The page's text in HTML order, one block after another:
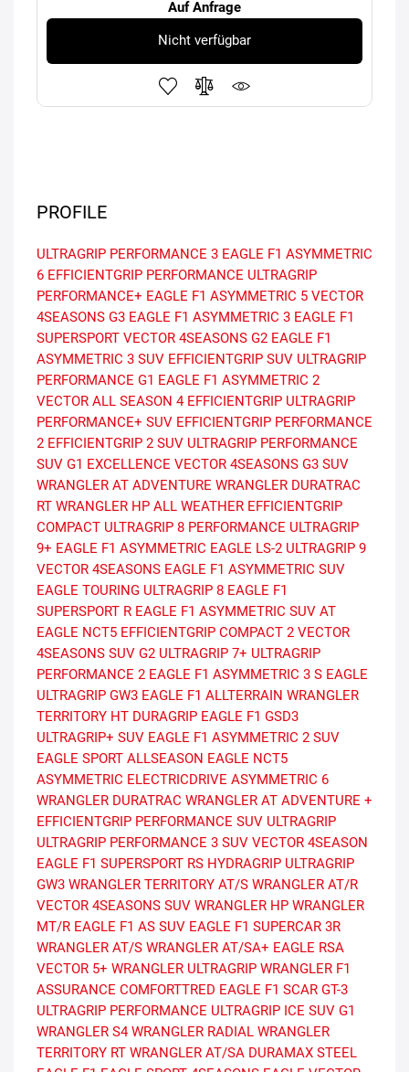
Auf Anfrage
Nicht verfügbar
PROFILE
ULTRAGRIP PERFORMANCE 3 EAGLE F1 ASYMMETRIC
6 EFFICIENTGRIP PERFORMANCE ULTRAGRIP
PERFORMANCE+ EAGLE F1 ASYMMETRIC 5 VECTOR
4SEASONS G3 EAGLE F1 ASYMMETRIC 3 EAGLE F1
SUPERSPORT VECTOR 4SEASONS G2 EAGLE F1
ASYMMETRIC 3 SUV EFFICIENTGRIP SUV ULTRAGRIP
PERFORMANCE G1 EAGLE F1 ASYMMETRIC 2
VECTOR ALL SEASON 4 EFFICIENTGRIP ULTRAGRIP
PERFORMANCE+ SUV EFFICIENTGRIP PERFORMANCE
2 EFFICIENTGRIP 2 SUV ULTRAGRIP PERFORMANCE
SUV G1 EXCELLENCE VECTOR 4SEASONS G3 SUV
WRANGLER AT ADVENTURE WRANGLER DURATRAC
RT WRANGLER HP ALL WEATHER EFFICIENTGRIP
COMPACT ULTRAGRIP 8 PERFORMANCE ULTRAGRIP
9+ EAGLE F1 ASYMMETRIC EAGLE LS-2 ULTRAGRIP 9
VECTOR 4SEASONS EAGLE F1 ASYMMETRIC SUV
EAGLE TOURING ULTRAGRIP 8 EAGLE F1
SUPERSPORT R EAGLE F1 ASYMMETRIC SUV AT
EAGLE NCT5 EFFICIENTGRIP COMPACT 2 VECTOR
4SEASONS SUV G2 ULTRAGRIP 7+ ULTRAGRIP
PERFORMANCE 2 EAGLE F1 ASYMMETRIC 3 S EAGLE
ULTRAGRIP GW3 EAGLE F1 ALLTERRAIN WRANGLER
TERRITORY HT DURAGRIP EAGLE F1 GSD3
ULTRAGRIP+ SUV EAGLE F1 ASYMMETRIC 2 SUV
EAGLE SPORT ALLSEASON EAGLE NCT5
ASYMMETRIC ELECTRICDRIVE ASYMMETRIC 6
WRANGLER DURATRAC WRANGLER AT ADVENTURE +
EFFICIENTGRIP PERFORMANCE SUV ULTRAGRIP
ULTRAGRIP PERFORMANCE 3 SUV VECTOR 4SEASON
EAGLE F1 SUPERSPORT RS HYDRAGRIP ULTRAGRIP
GW3 WRANGLER TERRITORY AT/S WRANGLER AT/R
VECTOR 4SEASONS SUV WRANGLER HP WRANGLER
MT/R EAGLE F1 AS SUV EAGLE F1 SUPERCAR 3R
WRANGLER AT/S WRANGLER AT/SA+ EAGLE RSA
VECTOR 5+ WRANGLER ULTRAGRIP WRANGLER F1
ASSURANCE COMFORTTRED EAGLE F1 SCAR GT-3
ULTRAGRIP PERFORMANCE ULTRAGRIP ICE SUV G1
WRANGLER S4 WRANGLER RADIAL WRANGLER
TERRITORY RT WRANGLER AT/SA DURAMAX STEEL